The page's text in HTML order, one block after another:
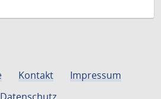
Kontakt
Impressum